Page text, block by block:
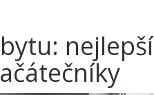
nejlepší